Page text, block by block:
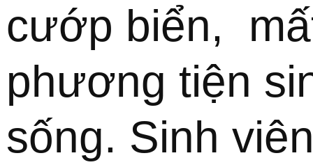
cướp biển,
phương tiện
sống. Sinh